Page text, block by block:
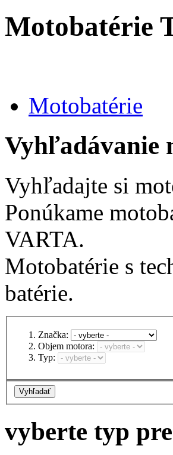
Motobatérie
Motobatérie
Vyhľadávanie
Vyhľadajte si
Ponúkame
VARTA.
Motobatérie s
batérie.
Značka:
Objem motora:
Typ:
vyberte typ